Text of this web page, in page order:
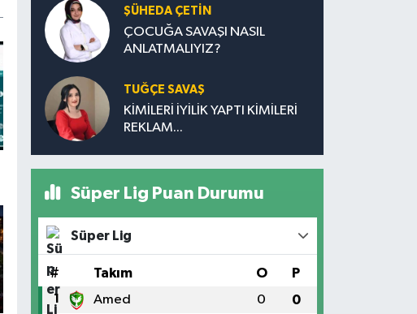
ŞÜHEDA ÇETİN
ÇOCUĞA SAVAŞI NASIL
ANLATMALIYIZ?
TUĞÇE SAVAŞ
KİMİLERİ İYİLİK YAPTI KİMİLERİ
REKLAM...
Süper Lig Puan Durumu
Süper Lig
# Takım O P
1 Amed 0 0